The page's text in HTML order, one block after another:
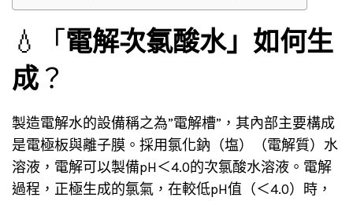
💧「 電解次氯酸水」如何生
成 ？
製造電解水的設備稱之為”電解槽”，其內部主要構成
是電極板與離子膜。採用氯化鈉（塩）（電解質）水
溶液，電解可以製備pH＜4.0的次氯酸水溶液。電解
過程，正極生成的氯氣，在較低pH值（＜4.0）時，